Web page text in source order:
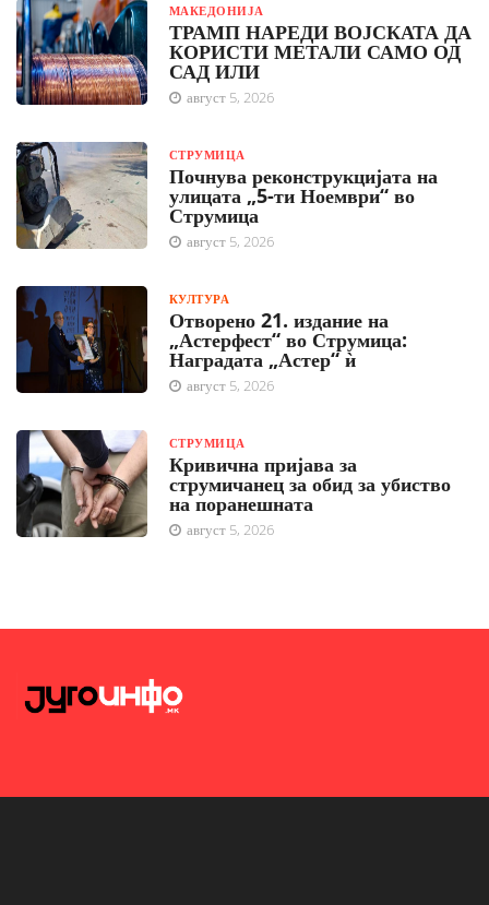
МАКЕДОНИЈА
ТРАМП НАРЕДИ ВОЈСКАТА ДА
КОРИСТИ МЕТАЛИ САМО ОД
САД ИЛИ
август 5, 2026
СТРУМИЦА
Почнува реконструкцијата на
улицата „5-ти Ноември“ во
Струмица
август 5, 2026
КУЛТУРА
Отворено 21. издание на
„Астерфест“ во Струмица:
Наградата „Астер“ ѝ
август 5, 2026
СТРУМИЦА
Кривична пријава за
струмичанец за обид за убиство
на поранешната
август 5, 2026